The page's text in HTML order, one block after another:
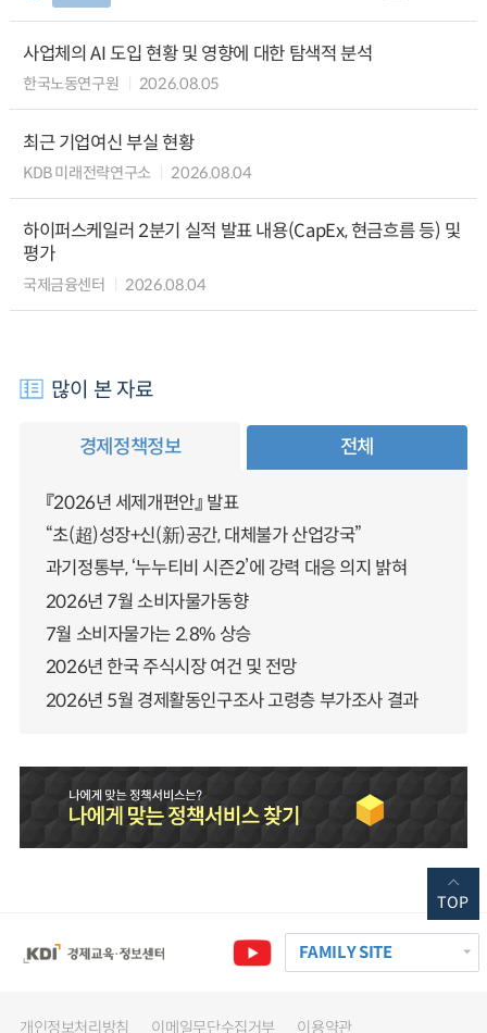
사업체의 AI 도입 현황 및 영향에 대한 탐색적 분석
한국노동연구원 2026.08.05
최근 기업여신 부실 현황
KDB 미래전략연구소 2026.08.04
하이퍼스케일러 2분기 실적 발표 내용(CapEx, 현금흐름 등) 및
평가
국제금융센터 2026.08.04
많이 본 자료
경제정책정보 전체
『2026년 세제개편안』 발표
“초(超)성장+신(新)공간, 대체불가 산업강국”
과기정통부, ‘누누티비 시즌2’에 강력 대응 의지 밝혀
2026년 7월 소비자물가동향
7월 소비자물가는 2.8% 상승
2026년 한국 주식시장 여건 및 전망
2026년 5월 경제활동인구조사 고령층 부가조사 결과
FAMILY SITE
개인정보처리방침 이메일무단수집거부 이용약관
TOP